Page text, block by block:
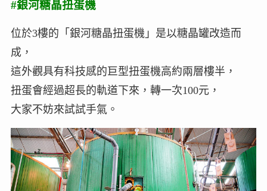
#銀河糖晶扭蛋機
位於3樓的「銀河糖晶扭蛋機」是以糖晶罐改造而
成，
這外觀具有科技感的巨型扭蛋機高約兩層樓半，
扭蛋會經過超長的軌道下來，轉一次100元，
大家不妨來試試手氣。